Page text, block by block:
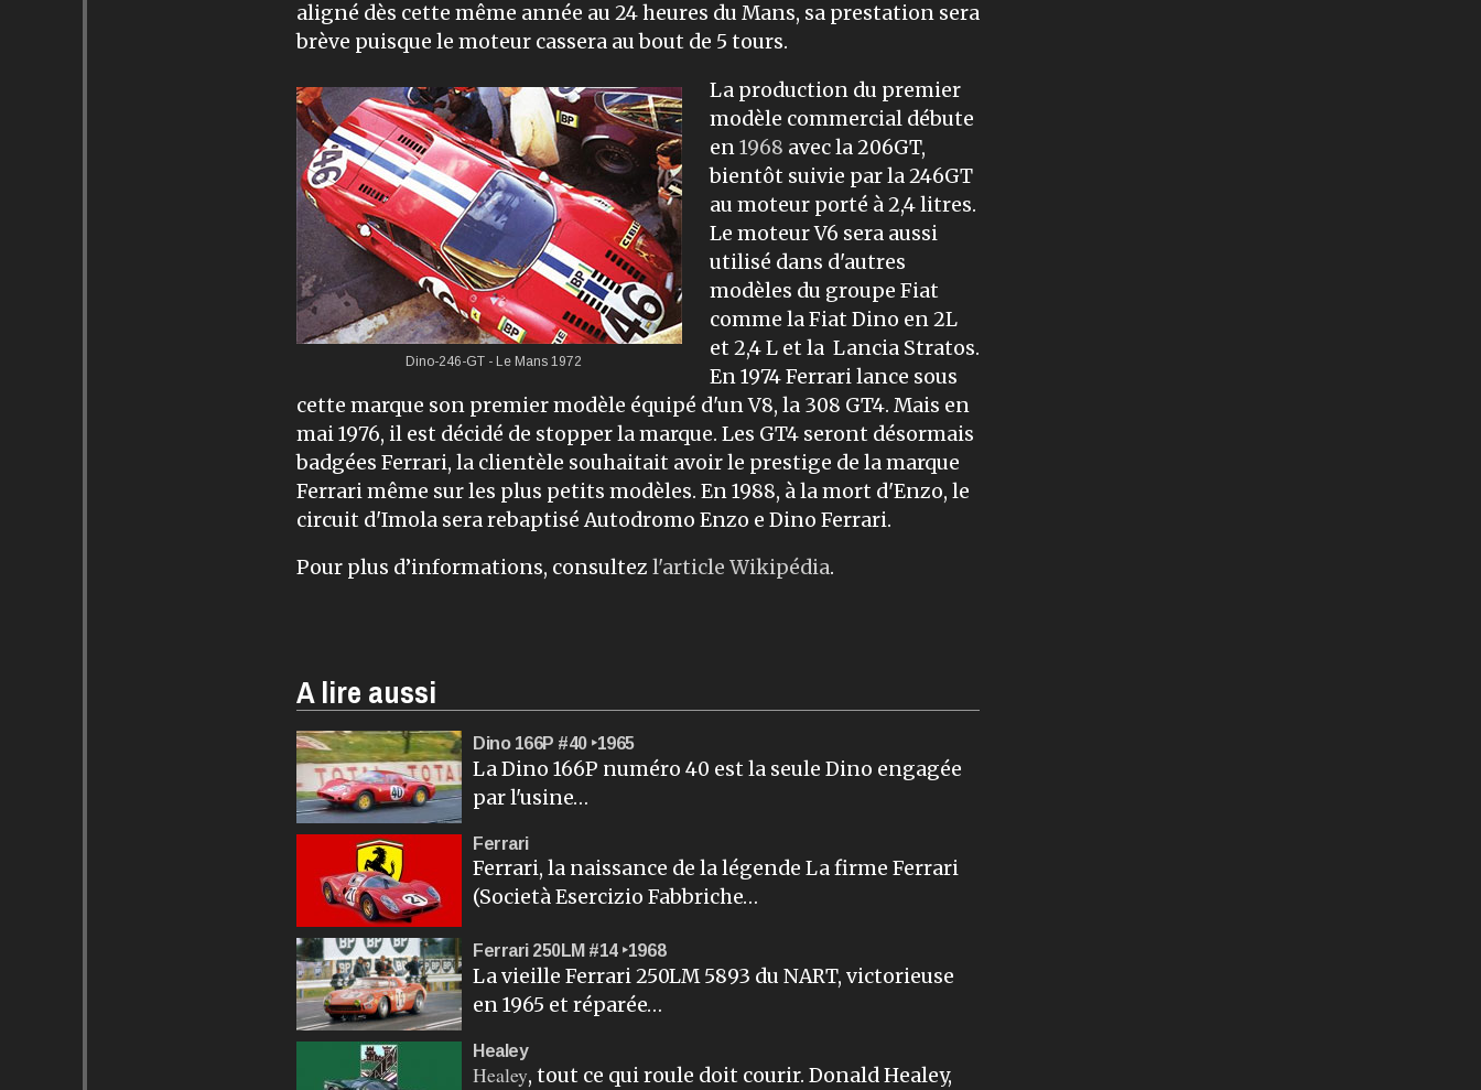
aligné dès cette même année au 24 heures du Mans, sa prestation sera
brève puisque le moteur cassera au bout de 5 tours.
Dino-246-GT - Le Mans 1972
La production du premier
modèle commercial débute
en1968 avec la 206GT,
bientôt suivie par la 246GT
au moteur porté à 2,4 litres.
Le moteur V6 sera aussi
utilisé dans d'autres
modèles du groupe Fiat
comme la Fiat Dino en 2L
et 2,4 L et la Lancia Stratos.
En 1974 Ferrari lance sous
cette marque son premier modèle équipé d'un V8, la 308 GT4. Mais en
mai 1976, il est décidé de stopper la marque. Les GT4 seront désormais
badgées Ferrari, la clientèle souhaitait avoir le prestige de la marque
Ferrari même sur les plus petits modèles. En 1988, à la mort d'Enzo, le
circuit d'Imola sera rebaptisé Autodromo Enzo e Dino Ferrari.
Pour plus d’informations, consultez l'article Wikipédia.
A lire aussi
Dino 166P #40 ‣1965
La Dino 166P numéro 40 est la seule Dino engagée
par l'usine…
Ferrari
Ferrari, la naissance de la légende La firme Ferrari
(Società Esercizio Fabbriche…
Ferrari 250LM #14 ‣1968
La vieille Ferrari 250LM 5893 du NART, victorieuse
en 1965 et réparée…
Healey
Healey, tout ce qui roule doit courir. Donald Healey,